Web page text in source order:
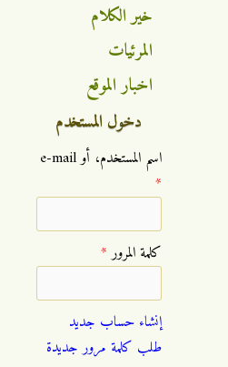
خير الكلام
المرئيات
اخبار الموقع
دخول المستخدم
‏اسم المستخدم، أو e-mail
*
‏كلمة المرور ‏*
إنشاء حساب جديد
طلب كلمة مرور جديدة